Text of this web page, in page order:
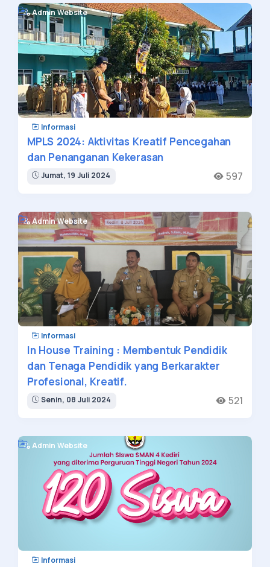
Admin Website
Informasi
MPLS 2024: Aktivitas Kreatif Pencegahan
dan Penanganan Kekerasan
Jumat, 19 Juli 2024 597
Admin Website
Informasi
In House Training : Membentuk Pendidik
dan Tenaga Pendidik yang Berkarakter
Profesional, Kreatif.
Senin, 08 Juli 2024 521
Admin Website
Informasi